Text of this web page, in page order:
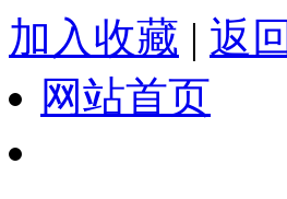
加入收藏 | 返
网站首页